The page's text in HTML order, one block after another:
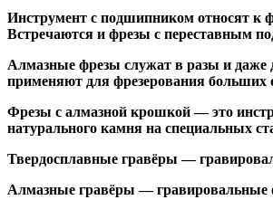
Инструмент с подшипником относят к
Встречаются и фрезы с переставным
Алмазные фрезы служат в разы и даже
применяют для фрезерования больших
Фрезы с алмазной крошкой— это
натурального камня на специальных
Твердосплавные гравёры —
Алмазные гравёры — гравировальные